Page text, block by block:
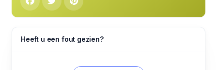
Heeft u een fout gezien?